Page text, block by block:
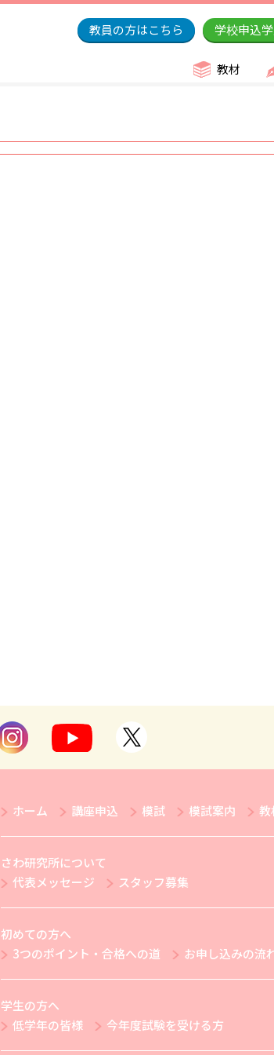
教員の方はこちら 学校申込
教材
ホーム 講座申込 模試 模試案内 教
さわ研究所について
代表メッセージ
スタッフ募集
初めての方へ
3つのポイント・合格への道
お申し込みの流
学生の方へ
低学年の皆様
今年度試験を受ける方